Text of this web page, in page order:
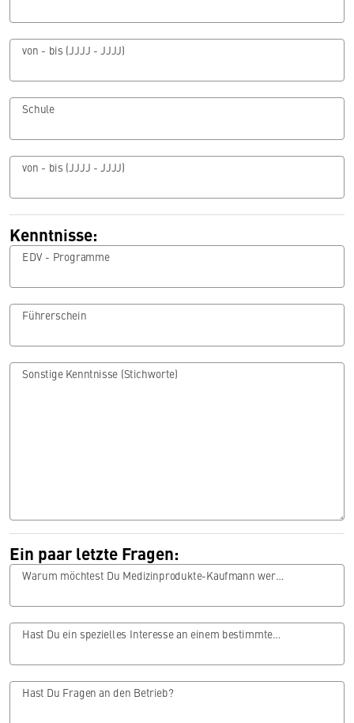
von - bis (JJJJ - JJJJ)
Schule
von - bis (JJJJ - JJJJ)
Kenntnisse:
EDV - Programme
Führerschein
Sonstige Kenntnisse (Stichworte)
Ein paar letzte Fragen:
Warum möchtest Du Medizinprodukte-Kaufmann werden?
Hast Du ein spezielles Interesse an einem bestimmten Bereich?
Hast Du Fragen an den Betrieb?